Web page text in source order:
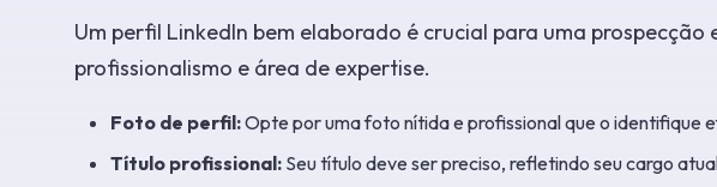
Um perfil LinkedIn bem elaborado é crucial para uma prospecção
profissionalismo e área de expertise.
Foto de perfil:Opte por uma foto nítida e profissional que o identifique
Título profissional: Seu título deve ser preciso, refletindo seu cargo